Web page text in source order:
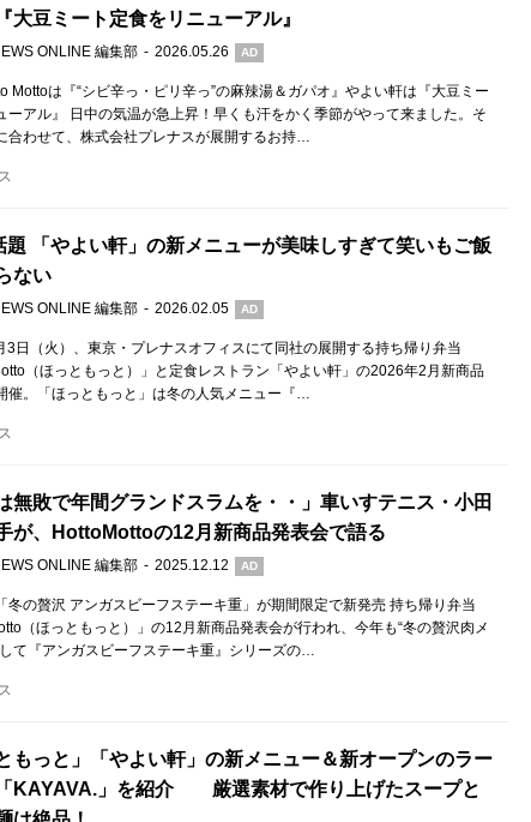
大豆ミート定食をリニューアル』
ONLINE 編集部 2026.05.26 AD
Mottoは『“シビ辛っ・ピリ辛っ”の麻辣湯＆ガパオ』やよい軒は『大豆ミー
ーアル』 日中の気温が急上昇！早くも汗をかく季節がやって来ました。そ
合わせて、株式会社プレナスが展開するお持…
題 「やよい軒」の新メニューが美味しすぎて笑いもご飯
ない
ONLINE 編集部 2026.02.05 AD
3日（火）、東京・プレナスオフィスにて同社の展開する持ち帰り弁当
（ほっともっと）」と定食レストラン「やよい軒」の2026年2月新商品
催。「ほっともっと」は冬の人気メニュー『…
無敗で年間グランドスラムを・・」車いすテニス・小田
が、HottoMottoの12月新商品発表会で語る
ONLINE 編集部 2025.12.12 AD
冬の贅沢 アンガスビーフステーキ重」が期間限定で新発売 持ち帰り弁当
（ほっともっと）」の12月新商品発表会が行われ、今年も“冬の贅沢肉メ
て『アンガスビーフステーキ重』シリーズの…
もっと」「やよい軒」の新メニュー＆新オープンのラー
KAYAVA.」を紹介 厳選素材で作り上げたスープと